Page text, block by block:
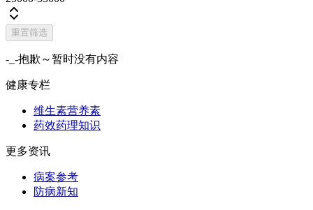
重置筛选
-_-抱歉～暂时没有内容
健康专栏
维生素营养素
药效药理知识
更多资讯
病案参考
防病新知